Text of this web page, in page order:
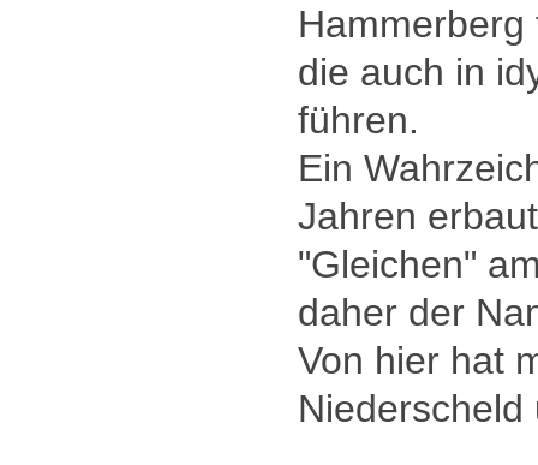
die auch in
führen.
Ein
Jahren
"Gleichen"
daher der
Von hier hat